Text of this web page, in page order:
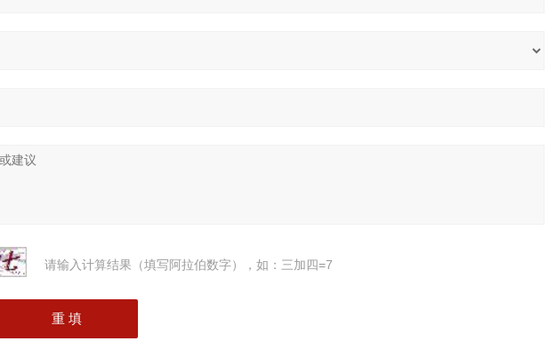
请输入计算结果（填写阿拉伯数字），如：三加四=7